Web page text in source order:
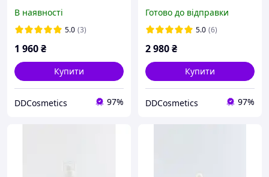
карбокситерапія для
омолодження та
мл
В наявності
5.0 (3)
1 960₴
Купити
DDCosmetics 97%
Готово до відправки
5.0 (6)
2 980₴
Купити
DDCosmetics 97%